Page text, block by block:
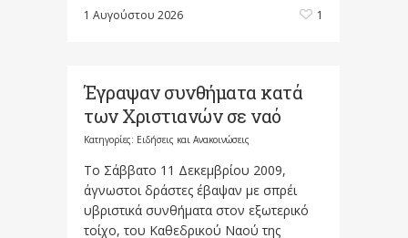
1 Αυγούστου 2026 1
Έγραψαν συνθήματα κατά
των Χριστιανών σε ναό
Κατηγορίες: Ειδήσεις και Ανακοινώσεις
Το Σάββατο 11 Δεκεμβρίου 2009,
άγνωστοι δράστες έβαψαν με σπρέι
υβριστικά συνθήματα στον εξωτερικό
τοίχο, του Καθεδρικού Ναού της